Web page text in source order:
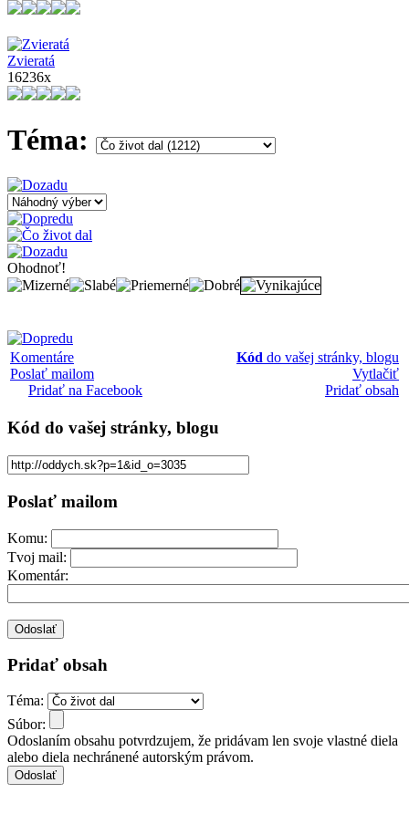
Zvieratá
16236x
Téma:
Ohodnoť!
Komentáre
Poslať mailom
Pridať na Facebook
Kód do vašej stránky, blogu
Vytlačiť
Pridať obsah
Kód do vašej stránky, blogu
Poslať mailom
Komu:
Tvoj mail:
Komentár:
Pridať obsah
Téma:
Súbor:
Odoslaním obsahu potvrdzujem, že pridávam len svoje vlastné diela
alebo diela nechránené autorským právom.